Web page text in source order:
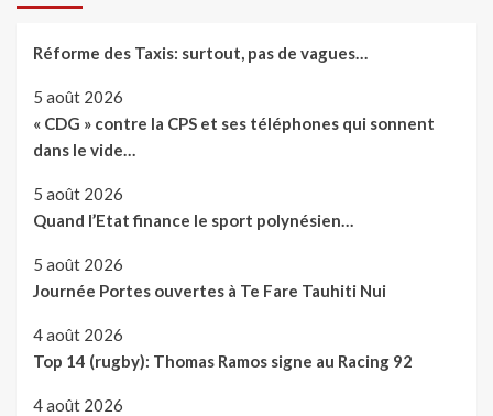
Réforme des Taxis: surtout, pas de vagues…
5 août 2026
« CDG » contre la CPS et ses téléphones qui sonnent
dans le vide…
5 août 2026
Quand l’Etat finance le sport polynésien…
5 août 2026
Journée Portes ouvertes à Te Fare Tauhiti Nui
4 août 2026
Top 14 (rugby): Thomas Ramos signe au Racing 92
4 août 2026